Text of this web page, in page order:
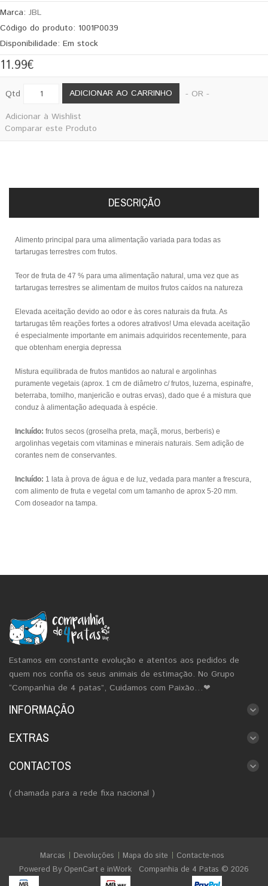
Marca: JBL
Código do produto: 1001P0039
Disponibilidade: Em stock
11.99€
Qtd ADICIONAR AO CARRINHO
- OR -
Adicionar à Wishlist
Comparar este Produto
DESCRIÇÃO
Alimento principal para uma alimentação variada para todas as
tartarugas terrestres com frutos.
Teor de fruta de 47 % para uma alimentação natural, uma vez que as
tartarugas terrestres se alimentam de muitos frutos caídos na natureza
Elevada aceitação devido ao odor e às cores naturais da fruta. As
tartarugas têm reações fortes a odores atrativos! Uma elevada aceitação
é especialmente importante em animais adquiridos recentemente, para
que obtenham energia depressa
Mistura equilibrada de frutos mantidos ao natural e argolinhas
puramente vegetais (aprox. 1 cm de diâmetro c/ frutos, luzerna, espinafre,
beterraba, tomilho, manjericão e outras ervas), dado que é a mistura que
conduz à alimentação adequada à espécie.
Incluído: frutos secos (groselha preta, maçã, morus, berberis) e
argolinhas vegetais com vitaminas e minerais naturais. Sem adição de
corantes nem de conservantes.
Incluído: 1 lata à prova de água e de luz, vedada para manter a frescura,
com alimento de fruta e vegetal com um tamanho de aprox 5-20 mm.
Com doseador na tampa.
Estamos em constante evolução e atentos aos pedidos de
quem nos confia os seus animais de estimação. No Grupo
“Companhia de 4 patas”, Cuidamos com Paixão…❤
INFORMAÇÃO
EXTRAS
CONTACTOS
( chamada para a rede fixa nacional )
Marcas Devoluções Mapa do site
Contacte-nos
Powered By OpenCart e inWork Companhia de 4 Patas © 2026